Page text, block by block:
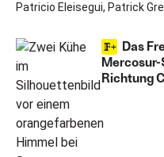
Patricio Eleisegui, Patrick
Das
Mercosur-
Richtung